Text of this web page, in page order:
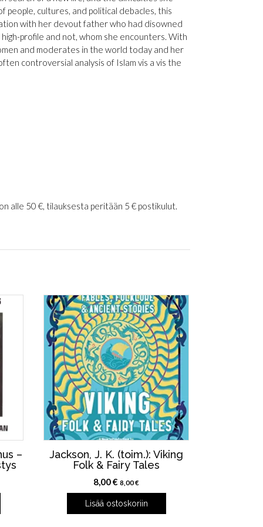
cultures, and political debacles, this
with her devout father who had disowned
profile and not, whom she encounters. With
and moderates in the world today and her
controversial analysis of Islam vis a vis the
alle 50 €, tilauksesta peritään 5 € postikulut.
–
Jackson, J. K. (toim.): Viking
Folk & Fairy Tales
8,00€ 8,00€
Lisää ostoskoriin